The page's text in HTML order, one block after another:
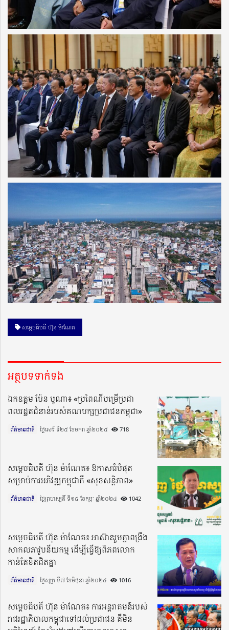
សម្ដេចធិបតី ហ៊ុន ម៉ាណែត
អត្ថបទទាក់ទង
ឯកឧត្តម ប៉ែន បូណា៖ «ប្រពៃណីបម្រើប្រជា
ពលរដ្ឋតជំនាន់របស់គណបក្សប្រជាជនកម្ពុជា»
ព័ត៌មានជាតិ ថ្ងៃសៅរ៍ ទី២៥ ខែមករា ឆ្នាំ២០២៥​ 718
សម្តេចធិបតី ហ៊ុន ម៉ាណែត៖ ឱកាសធំបំផុត
សម្រាប់ការអភិវឌ្ឍកម្ពុជាគឺ «សុខសន្តិភាព»
ព័ត៌មានជាតិ ថ្ងៃព្រហស្បតិ៍ ទី១៥ ខែកុម្ភៈ ឆ្នាំ២០២៤​ 1042
សម្តេចធិបតី ហ៊ុន ម៉ាណែត៖ អាស៊ានរួមគ្នាពង្រឹង
សាកលភាវូបនីយកម្ម ដើម្បីធ្វើឱ្យពិភពលោក
កាន់តែខិតជិតគ្នា
ព័ត៌មានជាតិ ថ្ងៃសុក្រ ទី៧ ខែមិថុនា ឆ្នាំ២០២៤​ 1016
សម្តេចធិបតី ហ៊ុន ម៉ាណែត៖ ការអន្តរាគមន៍របស់
រាជរដ្ឋាភិបាលកម្ពុជាទៅដល់ប្រជាជន គឺមិន